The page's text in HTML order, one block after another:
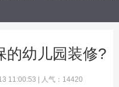
的幼儿园装修?
11:00:53 | 人气：14420